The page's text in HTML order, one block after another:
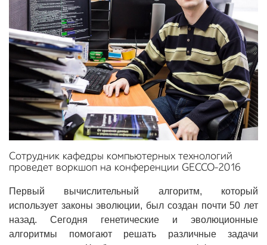
Сотрудник кафедры компьютерных технологий
проведет воркшоп на конференции GECCO-2016
Первый вычислительный алгоритм, который
использует законы эволюции, был создан почти 50 лет
назад. Сегодня генетические и эволюционные
алгоритмы помогают решать различные задачи